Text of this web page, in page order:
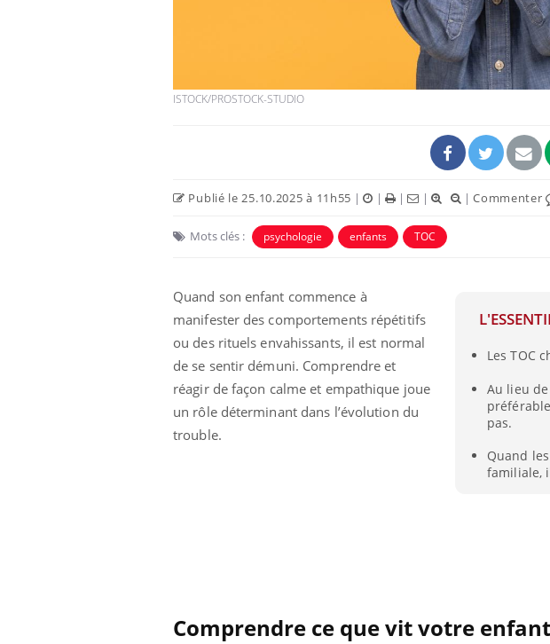
ISTOCK/PROSTOCK-STUDIO
Publié le 25.10.2025 à 11h55 | | | | |Commenter
Mots clés : psychologie enfants TOC
Les TOC
Au lieu
pas.
Quand
familiale,
Quand son enfant commence à
manifester des comportements répétitifs
ou des rituels envahissants, il est normal
de se sentir démuni. Comprendre et
réagir de façon calme et empathique joue
un rôle déterminant dans l’évolution du
trouble.
Comprendre ce que vit votre enfant
Les crises d’angoisse
peuvent-elles survenir
sans raison apparente ?
: “Des
c'est
la santé
Les
modifient